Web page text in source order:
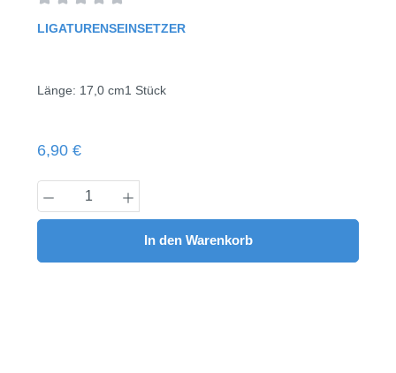
LIGATURENSEINSETZER
Länge: 17,0 cm1 Stück
Regulärer Preis:
6,90 €
Produkt Anzahl: Gib den gewünschten
In den Warenkorb